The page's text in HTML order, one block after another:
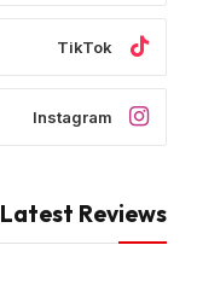
TikTok
Instagram
Latest Reviews